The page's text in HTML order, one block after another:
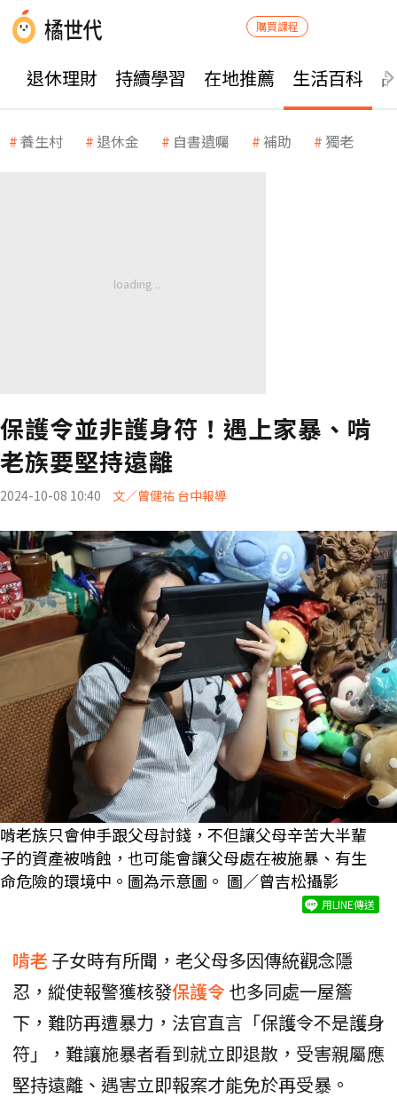
購買課程
退休理財 持續學習 在地推薦 生活百科
養生村 退休金 自書遺囑 補助 獨老
保護令並非護身符！遇上家暴、啃
老族要堅持遠離
2024-10-08 10:40 文／曾健祐 台中報導
啃老族只會伸手跟父母討錢，不但讓父母辛苦大半輩
子的資產被啃蝕，也可能會讓父母處在被施暴、有生
命危險的環境中。圖為示意圖。 圖／曾吉松攝影
用LINE傳送
啃老 子女時有所聞，老父母多因傳統觀念隱
忍，縱使報警獲核發保護令也多同處一屋簷
下，難防再遭暴力，法官直言「保護令不是護身
符」，難讓施暴者看到就立即退散，受害親屬應
堅持遠離、遇害立即報案才能免於再受暴。